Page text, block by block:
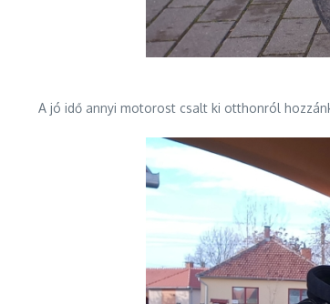
A jó idő annyi motorost csalt ki otthonról